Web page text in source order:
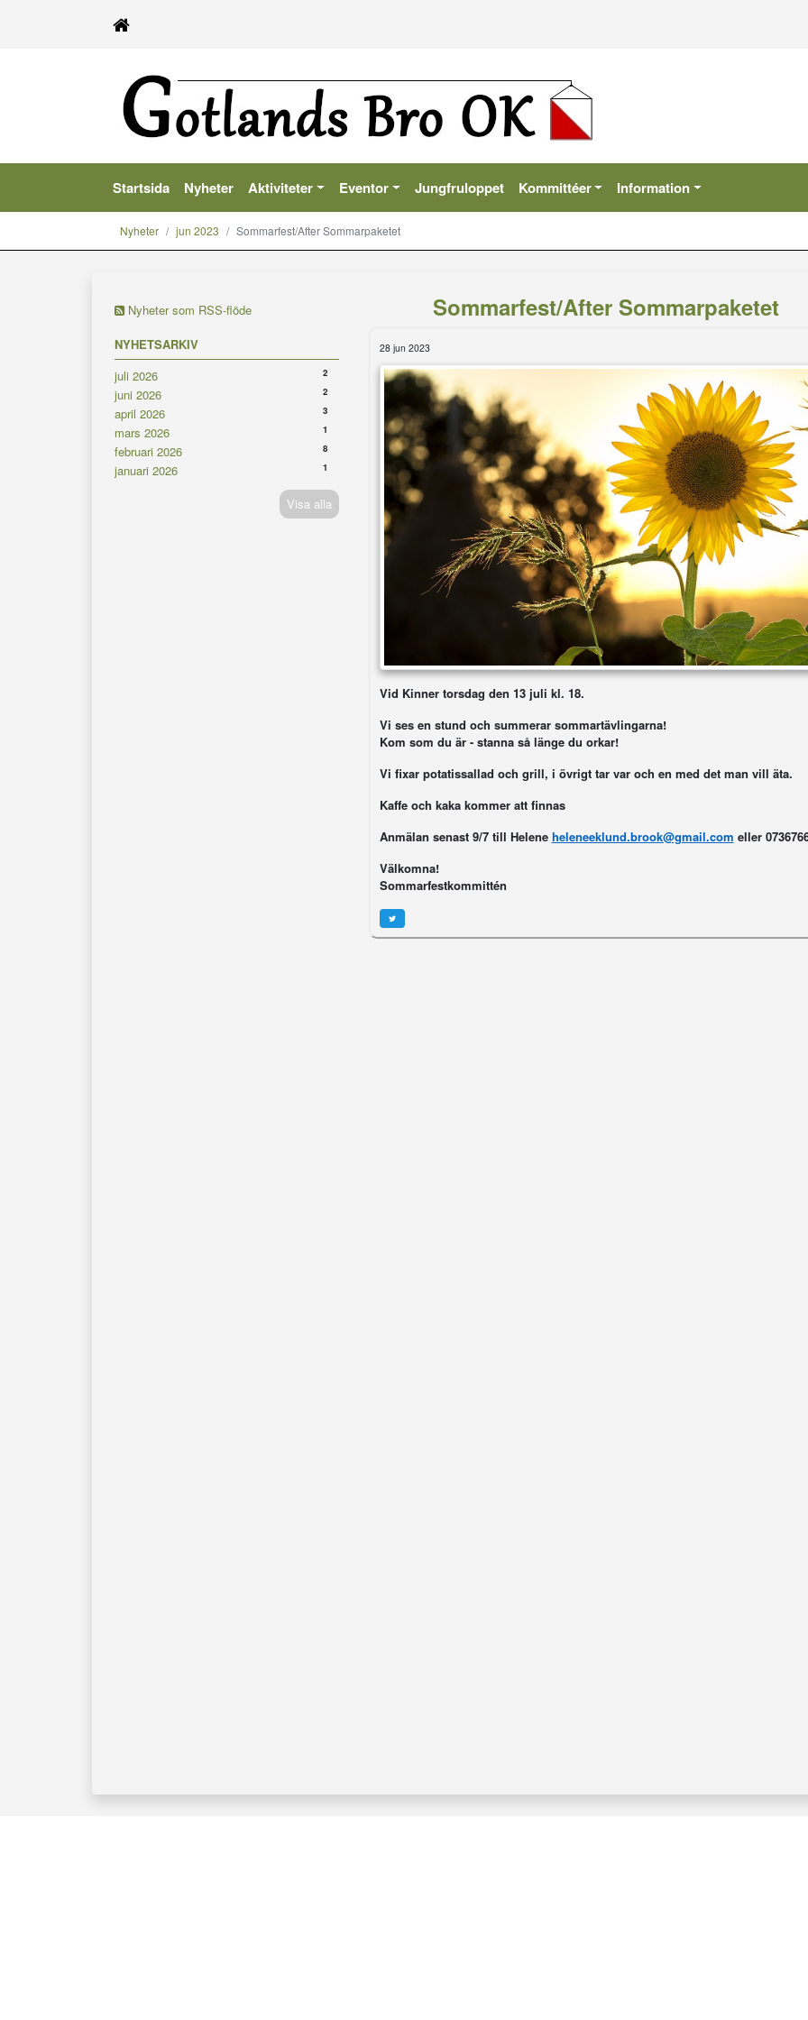
Startsida Nyheter Aktiviteter Eventor Jungfruloppet Kommittéer Information
Nyheter jun 2023 Sommarfest/After Sommarpaketet
Nyheter som RSS-flöde
NYHETSARKIV
juli 2026
2
juni 2026 2
april 2026 3
mars 2026 1
februari 2026 8
januari 2026 1
Visa alla
Sommarfest/After Sommarpaketet
28 jun 2023
Vid Kinner torsdag den 13 juli kl. 18.
Vi ses en stund och summerar sommartävlingarna!
Kom som du är - stanna så länge du orkar!
Vi fixar potatissallad och grill, i övrigt tar var och en med det man vill äta.
Kaffe och kaka kommer att finnas
Anmälan senast 9/7 till Helene heleneeklund.brook@gmail.com eller
Välkomna!
Sommarfestkommittén